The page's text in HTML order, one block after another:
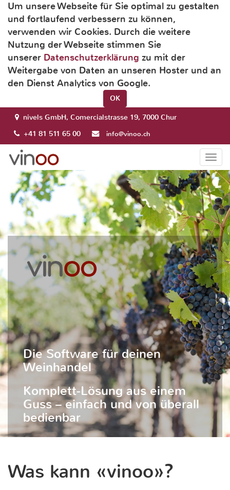
Um unsere Webseite für Sie optimal zu gestalten
und fortlaufend verbessern zu können,
verwenden wir Cookies. Durch die weitere
Nutzung der Webseite stimmen Sie
unserer Datenschutzerklärung zu mit der
Weitergabe von Daten an unseren Hoster und an
den Dienst Analytics von Google.
OK
nivels GmbH, Comercialstrasse 19, 7000 Chur
+41 81 511 65 00
info@vinoo.ch
Die Software für deinen
Weinhandel
Komplett-Lösung aus einem
Guss – einfach und von überall
bedienbar
Was kann «vinoo»?